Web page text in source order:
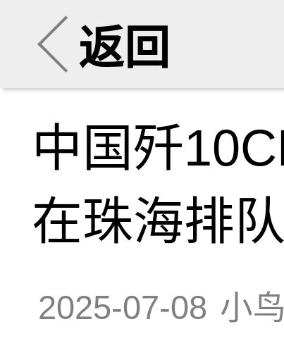
返回
中国歼
在珠海排队
2025-07-08 小鸟